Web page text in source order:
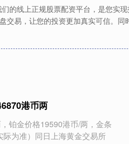
的线上正规股票配资平台，是您实
易，让您的投资更加真实可信。
港币两
铂金价格19590港币/两，金条
为准）同日上海黄金交易所